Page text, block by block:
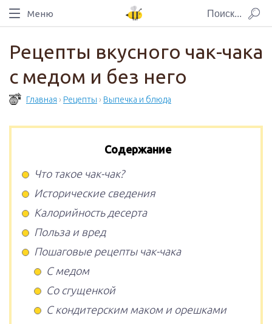
Меню
Рецепты вкусного чак-чака
с медом и без него
Главная › Рецепты › Выпечка и блюда
Содержание
Что такое чак-чак?
Исторические сведения
Калорийность десерта
Польза и вред
Пошаговые рецепты чак-чака
С медом
Со сгущенкой
С кондитерским маком и орешками